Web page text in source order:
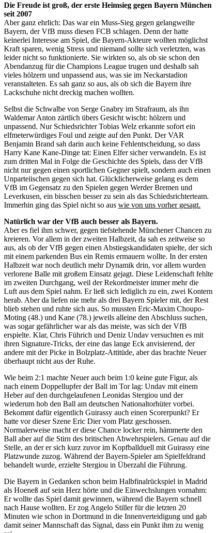
Die Freude ist groß, der erste Heimsieg gegen Bayern München
seit 2007
Aber ganz ehrlich: Das war ein Muss-Sieg gegen gelangweilte
Bayern, der VfB muss diesen FCB schlagen. Denn der hatte
keinerlei Interesse am Spiel, die Bayern-Akteure wollten möglichst
Kraft sparen, wenig Stress und niemand sollte sich verletzten, was
leider nicht so funktionierte. Sie wirkten so, als ob sie schon den
Abendanzug für die Champions League trugen und deshalb sah
vieles hölzern und unpassend aus, was sie im Neckarstadion
veranstalteten. Es sah ganz so aus, als ob sich die Bayern ihre
Lackschuhe nicht dreckig machen wollten.
Selbst die Schwalbe von Serge Gnabry im Strafraum, als ihn
Waldemar Anton zärtlich übers Gesicht wischt: hölzern und
unpassend. Nur Schiedsrichter Tobias Welz erkannte sofort ein
elfmeterwürdiges Foul und zeigte auf den Punkt. Der VAR
Benjamin Brand sah darin auch keine Fehlentscheidung, so dass
Harry Kane Kane-Dinge tat: Einen Elfer sicher verwandeln. Es ist
zum dritten Mal in Folge die Geschichte des Spiels, dass der VfB
nicht nur gegen einen sportlichen Gegner spielt, sondern auch einen
Unparteiischen gegen sich hat. Glücklicherweise gelang es dem
VfB im Gegensatz zu den Spielen gegen Werder Bremen und
Leverkusen, ein bisschen besser zu sein als das Schiedsrichterteam.
Immerhin ging das Spiel nicht so aus wie von uns vorher gesagt.
Natürlich war der VfB auch besser als Bayern.
Aber es fiel ihm schwer, gegen tiefstehende Münchener Chancen zu
kreieren. Vor allem in der zweiten Halbzeit, da sah es zeitweise so
aus, als ob der VfB gegen einen Abstiegskandidaten spielte, der sich
mit einem parkenden Bus ein Remis ermauern wollte. In der ersten
Halbzeit war noch deutlich mehr Dynamik drin, vor allem wurden
verlorene Balle mit großem Einsatz gejagt. Diese Leidenschaft fehlte
im zweiten Durchgang, weil der Rekordmeister immer mehr die
Luft aus dem Spiel nahm. Er ließ sich lediglich zu ein, zwei Kontern
herab. Aber da liefen nie mehr als drei Bayern Spieler mit, der Rest
blieb stehen und ruhte sich aus. So mussten Eric-Maxim Choupo-
Moting (48.) und Kane (78.) jeweils alleine den Abschluss suchen,
was sogar gefährlicher war als das meiste, was sich der VfB
erspielte. Klar, Chris Führich und Deniz Undav versuchten es mit
ihren Signature-Tricks, der eine das lange Eck anvisierend, der
andere mit der Picke in Bolzplatz-Attitüde, aber das brachte Neuer
überhaupt nicht aus der Ruhe.
Wie beim 2:1 machte Neuer auch beim 1:0 keine gute Figur, als
nach einem Doppellupfer der Ball im Tor lag: Undav mit einem
Heber auf den durchgelaufenen Leonidas Stergiou und der
wiederum hob den Ball am deutschen Nationaltorhüter vorbei.
Bekommt dafür eigentlich Guirassy auch einen Scorerpunkt? Er
hatte vor dieser Szene Eric Dier vom Platz geschossen.
Normalerweise macht er diese Chance locker rein, hämmerte den
Ball aber auf die Stirn des britischen Abwehrspielers. Genau auf die
Stelle, an der er sich kurz zuvor im Kopfballduell mit Guirassy eine
Platzwunde zuzog. Während der Bayern-Spieler am Spielfeldrand
behandelt wurde, erzielte Stergiou in Überzahl die Führung.
Die Bayern in Gedanken schon beim Halbfinalrückspiel in Madrid
als Hoeneß auf sein Herz hörte und die Einwechslungen vornahm:
Er wollte das Spiel damit gewinnen, während die Bayern schnell
nach Hause wollten. Er zog Angelo Stiller für die letzten 20
Minuten wie schon in Dortmund in die Innenverteidigung und gab
damit seiner Mannschaft das Signal, dass ein Punkt ihm zu wenig